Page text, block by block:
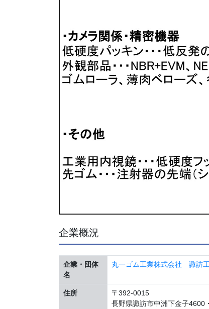
企業概況
企業・団体
名
丸一ゴム工業株式会社 諏訪
住所
〒392-0015
長野県諏訪市中洲下金子